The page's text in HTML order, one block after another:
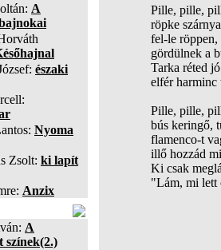
A
északi
Nyoma
Zsolt: ki lapít
Anzix
A
színek(2.)
Pille, pille,
röpke
fel-le röppen,
gördülnek a
Tarka réted
elfér harminc
Pille, pille,
bús keringő,
flamenco-t
illő hozzád
Ki csak
"Lám, mi lett